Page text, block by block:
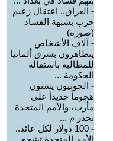
- العراق.. اعتقال زعيم
حزب بشبهة الفساد
(صورة)
- آلاف الأشخاص
يتظاهرون بشرق ألمانيا
للمطالبة باستقالة
الحكومة ...
- الحوثيون يشنون
هجوماً جديداً على
مأرب، والأمم المتحدة
تحذر م ...
-
100 دولار لكل عائد..
الأمم المتحدة تشجع